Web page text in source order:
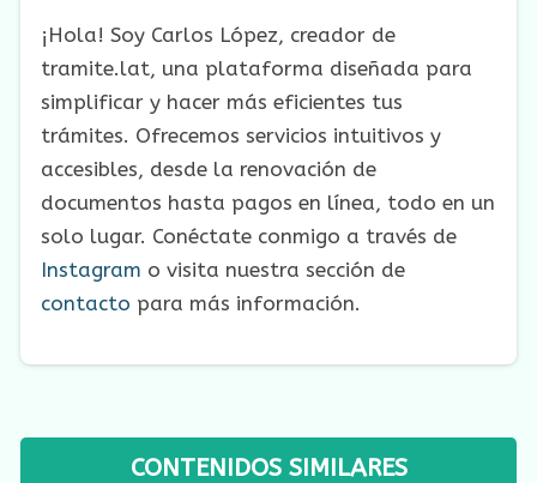
¡Hola! Soy Carlos López, creador de
tramite.lat, una plataforma diseñada para
simplificar y hacer más eficientes tus
trámites. Ofrecemos servicios intuitivos y
accesibles, desde la renovación de
documentos hasta pagos en línea, todo en un
solo lugar. Conéctate conmigo a través de
Instagram o visita nuestra sección de
contacto para más información.
CONTENIDOS SIMILARES